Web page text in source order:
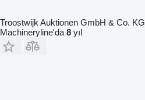
Troostwijk Auktionen GmbH & Co. KG
Machineryline'da 8 yıl